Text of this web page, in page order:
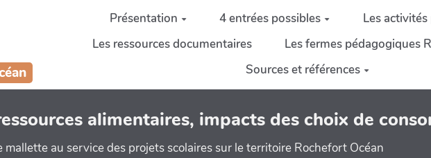
Présentation 4 entrées possibles
Les
Les ressources documentaires
Les fermes pédagogiques
Sources et références
alimentaires, impacts des choix de
mallette au service des projets scolaires sur le territoire Rochefort Océan